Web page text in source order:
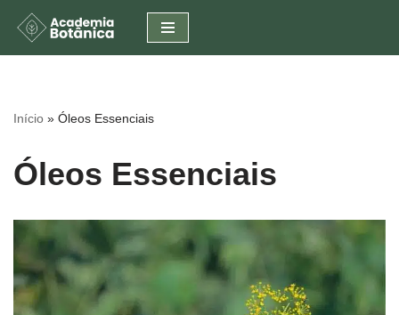
Pular
conteúdo
Início » Óleos Essenciais
Óleos Essenciais